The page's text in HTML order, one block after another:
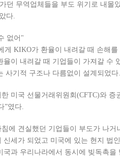
던 무역업체들을 부도 위기로 내몰
다.
게 KIKO가 환율이 내려갈 때 손해
이 내려갈 때 기업들이 가져갈 수
사기적 구조나 다름없이 설계되었다.
미국 선물거래위원회(CFTC)와
”였다.
에 견실했던 기업들이 부도가 나
세가 되었고 미국에 있는 현지 법
과 우리나라에서 동시에 빚독촉을